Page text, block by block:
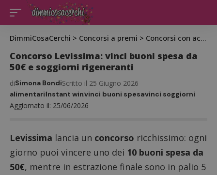
DimmiCosaCerchi > Concorsi a premi > Concorsi con acquisto
Concorso Levissima: vinci buoni spesa da
50€ e soggiorni rigeneranti
Aggiornato il: 25/06/2026
diSimona BondiScritto il 25 Giugno 2026
alimentariInstant winvinci buoni spesavinci soggiorni
Levissima lancia un concorso ricchissimo: ogni
giorno puoi vincere uno dei 10 buoni spesa da
50€, mentre in estrazione finale sono in palio 5